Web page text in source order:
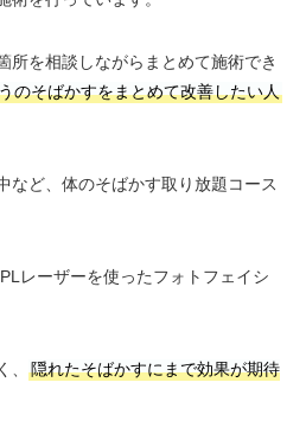
所を相談しながらまとめて施術でき
のそばかすをまとめて改善したい人
など、体のそばかす取り放題コース
レーザーを使ったフォトフェイシ
隠れたそばかすにまで効果が期待